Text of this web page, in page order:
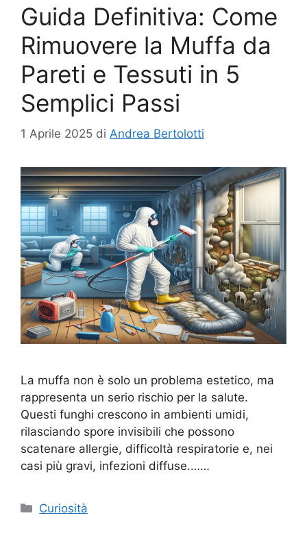
Guida Definitiva: Come
Rimuovere la Muffa da
Pareti e Tessuti in 5
Semplici Passi
1 Aprile 2025 di Andrea Bertolotti
La muffa non è solo un problema estetico, ma
rappresenta un serio rischio per la salute.
Questi funghi crescono in ambienti umidi,
rilasciando spore invisibili che possono
scatenare allergie, difficoltà respiratorie e, nei
casi più gravi, infezioni diffuse.……
Categorie
Curiosità